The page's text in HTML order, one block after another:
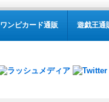
ワンピカード通販 遊戯王通